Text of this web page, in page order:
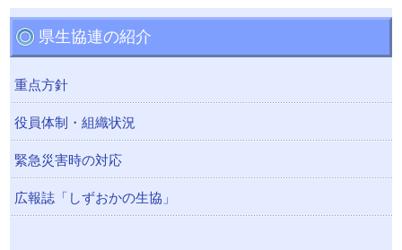
県生協連の紹介
重点方針
役員体制・組織状況
緊急災害時の対応
広報誌「しずおかの生協」